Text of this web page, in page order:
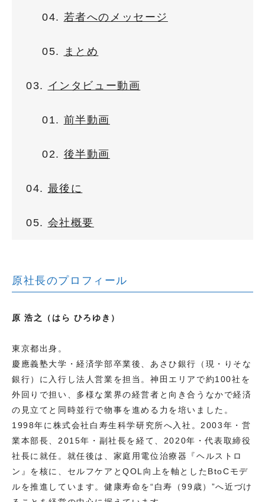
若者へのメッセージ
まとめ
インタビュー動画
前半動画
後半動画
最後に
会社概要
原社長のプロフィール
原 浩之（はら ひろゆき）
東京都出身。
慶應義塾大学・経済学部卒業後、あさひ銀行（現・りそな
銀行）に入行し法人営業を担当。神田エリアで約100社を
外回りで担い、多様な業界の経営者と向き合うなかで経済
の見立てと同時並行で物事を進める力を培いました。
1998年に株式会社白寿生科学研究所へ入社。2003年・営
業本部長、2015年・副社長を経て、2020年・代表取締役
社長に就任。就任後は、家庭用電位治療器『ヘルストロ
ン』を核に、セルフケアとQOL向上を軸としたBtoCモデ
ルを推進しています。健康寿命を“白寿（99歳）”へ近づけ